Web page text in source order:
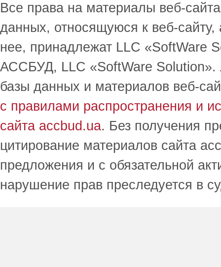
Все права на материалы веб-
данных, относящуюся к веб-
нее, принадлежат LLC
АССБУД, LLC «SoftWare Solution».
базы данных и материалов веб-
с правилами распространения и
сайта accbud.ua. Без получения
цитирование материалов сайта
предложения и с обязательной
нарушение прав преследуется в